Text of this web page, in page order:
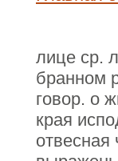
лице ср.
бранном
говор. о
края
отвесная